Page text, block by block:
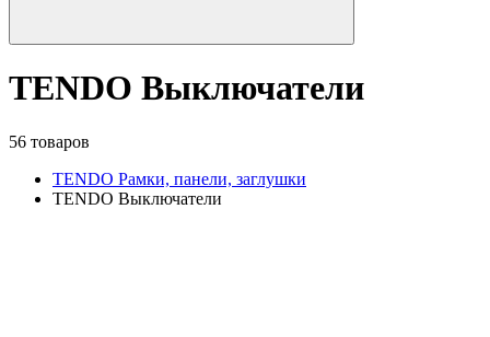
TENDO Выключатели
56 товаров
TENDO Рамки, панели, заглушки
TENDO Выключатели